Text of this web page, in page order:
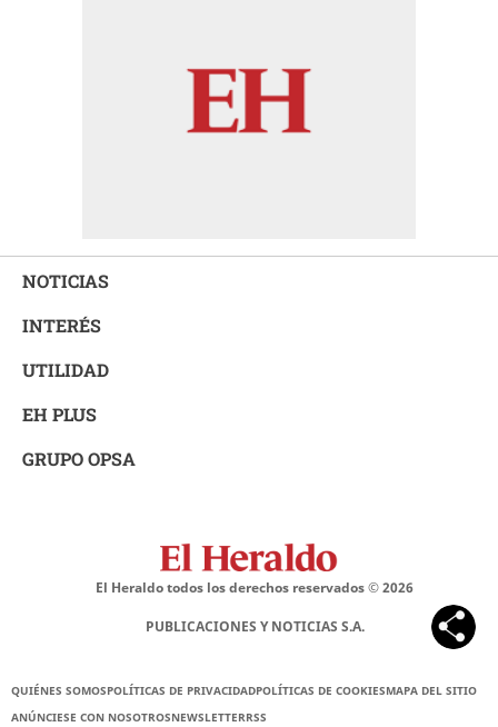
NOTICIAS
INTERÉS
UTILIDAD
EH PLUS
GRUPO OPSA
El Heraldo todos los derechos reservados ©2026
PUBLICACIONES Y NOTICIAS S.A.
QUIÉNES SOMOSPOLÍTICAS DE PRIVACIDADPOLÍTICAS DE COOKIESMAPA DEL SITIO
ANÚNCIESE CON NOSOTROSNEWSLETTERRSS